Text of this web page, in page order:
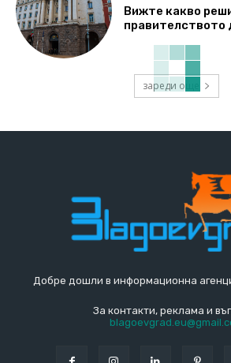
Вижте какво
правителството
зареди още
Добре дошли в информационна
За контакти, реклама и